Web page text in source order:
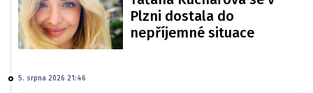
Plzni dostala do
nepříjemné situace
5. srpna 2026 21:46